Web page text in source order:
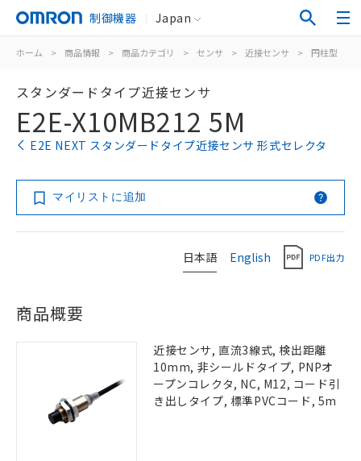
制御機器 Japan
ホーム > 商品情報 > 商品カテゴリ > センサ > 近接センサ > 円柱型
スタンダードタイプ近接センサ
E2E-X10MB212 5M
E2E NEXT スタンダードタイプ近接センサ 形式セレクタ
マイリストに追加
日本語 English PDF出力
商品概要
近接センサ, 直流3線式, 検出距離
10mm, 非シールドタイプ, PNPオ
ープンコレクタ, NC, M12, コード引
き出しタイプ, 標準PVCコード, 5m